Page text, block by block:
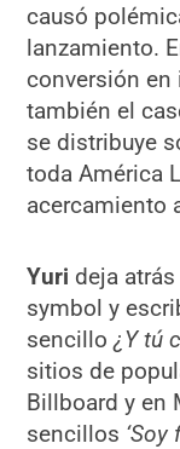
causó
lanzamiento.
conversión
también el
se distribuye
toda América
acercamiento
Yuri deja
symbol y
sencillo¿Y tú
sitios de
Billboard y en
sencillos ‘Soy